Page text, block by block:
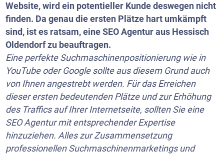
Website, wird ein potentieller Kunde deswegen nicht
finden. Da genau die ersten Plätze hart umkämpft
sind, ist es ratsam, eine SEO Agentur aus Hessisch
Oldendorf zu beauftragen.
Eine perfekte Suchmaschinenpositionierung wie in
YouTubeoder Google sollte aus diesem Grund auch
von Ihnen angestrebt werden. Für das Erreichen
dieser ersten bedeutenden Plätze und zur Erhöhung
des Traffics auf Ihrer Internetseite, sollten Sie eine
SEO Agentur mit entsprechender Expertise
hinzuziehen. Alles zur Zusammensetzung
professionellen Suchmaschinenmarketings und